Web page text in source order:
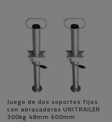
Juego de dos soportes fijos
con abrazaderas UNITRAILER
300kg 48mm 600mm